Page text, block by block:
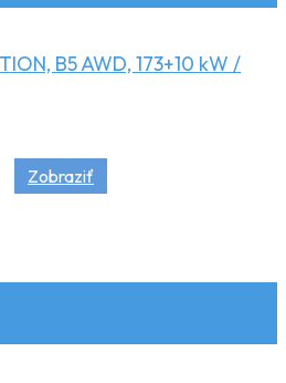
B5 AWD, 173+10 kW /
Zobraziť